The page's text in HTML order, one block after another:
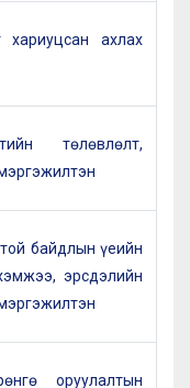
ахлах
төлөвлөлт,
байдлын үеийн
эрсдэлийн
оруулалтын